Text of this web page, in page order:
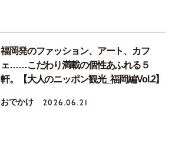
福岡発のファッション、アート、カフ
ェ……こだわり満載の個性あふれる５
軒。【大人のニッポン観光_福岡編Vol.2】
おでかけ 2026.06.21